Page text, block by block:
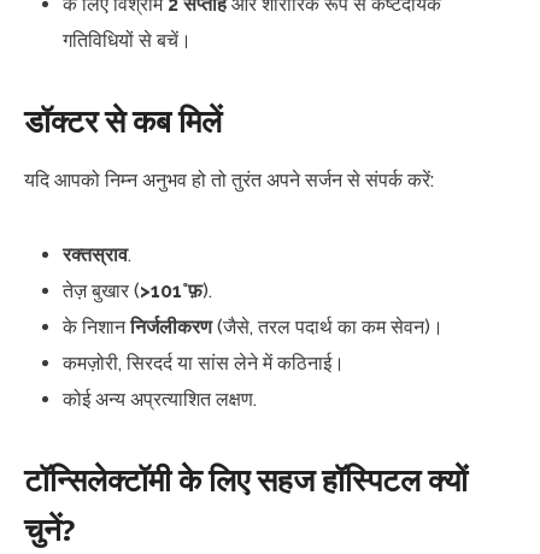
गतिविधियों से बचें।
डॉक्टर से कब मिलें
यदि आपको निम्न अनुभव हो तो तुरंत अपने सर्जन से संपर्क करें:
रक्तस्राव.
तेज़ बुखार (>101°फ़).
के निशाननिर्जलीकरण(जैसे, तरल पदार्थ का कम सेवन)।
कमज़ोरी, सिरदर्द या सांस लेने में कठिनाई।
कोई अन्य अप्रत्याशित लक्षण.
टॉन्सिलेक्टॉमी के लिए सहज हॉस्पिटल क्यों
चुनें?